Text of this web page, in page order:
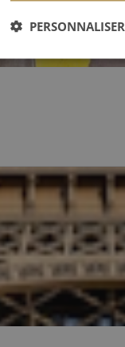
PERSONNALISER